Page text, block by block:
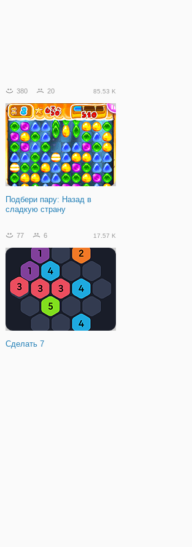
380 20 85.53 K
Подбери пару: Назад в
сладкую страну
77 6 17.57 K
Сделать 7